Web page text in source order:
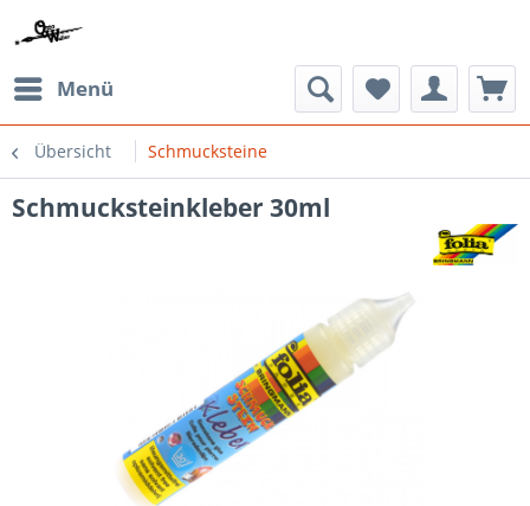
Menü
Übersicht Schmucksteine
Schmucksteinkleber 30ml